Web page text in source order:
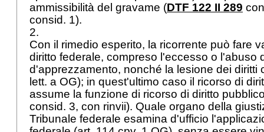
ammissibilità del gravame (DTF 122 II 289
consid. 1).
2.
Con il rimedio esperito, la ricorrente può fare
diritto federale, compreso l'eccesso o l'abuso
d'apprezzamento, nonché la lesione dei diritti
lett. a OG); in quest'ultimo caso il ricorso di
assume la funzione di ricorso di diritto
consid. 3, con rinvii). Quale organo della
Tribunale federale esamina d'ufficio